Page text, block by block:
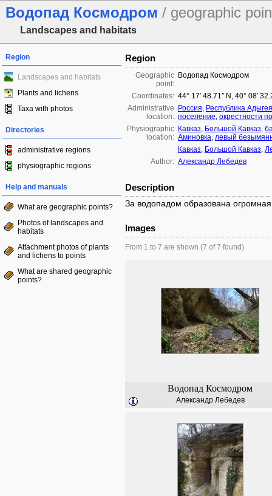
Водопад Космодром / geographic
Landscapes and habitats
Region
Landscapes and habitats
Plants and lichens
Taxa with photos
Directories
administrative regions
physiographic regions
Help and manuals
What are geographic points?
Photos of landscapes and
habitats
Attachment photos of plants
and lichens to points
What are shared geographic
points?
Region
Geographic
point:
Водопад Космодром
Coordinates: 44° 17′ 48.71″ N, 40° 08′
Administrative
location:
Россия, Республика Адыгея
поселение, окрестности
Physiographic
location:
Кавказ, Большой Кавказ,
Аминовка, левый
Кавказ, Большой Кавказ,
Author: Александр Лебедев
Description
За водопадом образована
Images
From 1 to 7 are shown (7 of 7 found)
Водопад Космодром
Александр Лебедев